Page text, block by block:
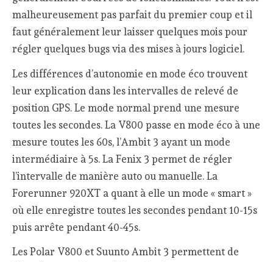
malheureusement pas parfait du premier coup et il
faut généralement leur laisser quelques mois pour
régler quelques bugs via des mises à jours logiciel.
Les différences d’autonomie en mode éco trouvent
leur explication dans les intervalles de relevé de
position GPS. Le mode normal prend une mesure
toutes les secondes. La V800 passe en mode éco à une
mesure toutes les 60s, l’Ambit 3 ayant un mode
intermédiaire à 5s. La Fenix 3 permet de régler
l’intervalle de manière auto ou manuelle. La
Forerunner 920XT a quant à elle un mode « smart »
où elle enregistre toutes les secondes pendant 10-15s
puis arrête pendant 40-45s.
Les Polar V800 et Suunto Ambit 3 permettent de